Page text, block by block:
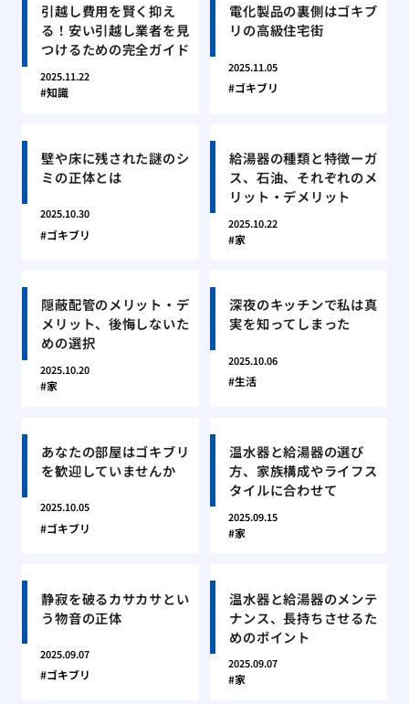
引越し費用を賢く抑え
る！安い引越し業者を見
つけるための完全ガイド
2025.11.22
知識
電化製品の裏側はゴキブ
リの高級住宅街
2025.11.05
ゴキブリ
壁や床に残された謎のシ
ミの正体とは
2025.10.30
ゴキブリ
給湯器の種類と特徴ーガ
ス、石油、それぞれのメ
リット・デメリット
2025.10.22
家
隠蔽配管のメリット・デ
メリット、後悔しないた
めの選択
2025.10.20
家
深夜のキッチンで私は真
実を知ってしまった
2025.10.06
生活
あなたの部屋はゴキブリ
を歓迎していませんか
2025.10.05
ゴキブリ
温水器と給湯器の選び
方、家族構成やライフス
タイルに合わせて
2025.09.15
家
静寂を破るカサカサとい
う物音の正体
2025.09.07
ゴキブリ
温水器と給湯器のメンテ
ナンス、長持ちさせるた
めのポイント
2025.09.07
家